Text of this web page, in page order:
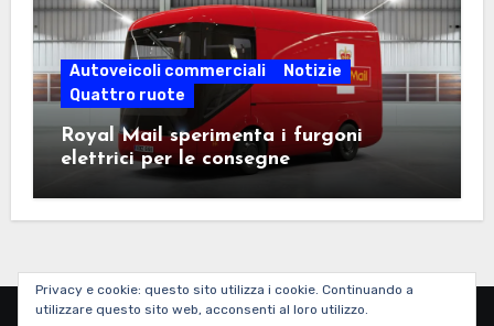
Autoveicoli commerciali
Notizie
Quattro ruote
Royal Mail sperimenta i furgoni
elettrici per le consegne
Privacy e cookie: questo sito utilizza i cookie. Continuando a
utilizzare questo sito web, acconsenti al loro utilizzo.